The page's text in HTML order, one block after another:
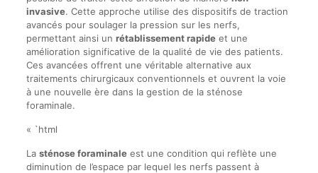
invasive. Cette approche utilise des dispositifs de traction
avancés pour soulager la pression sur les nerfs,
permettant ainsi un rétablissement rapideet une
amélioration significative de la qualité de vie des patients.
Ces avancées offrent une véritable alternative aux
traitements chirurgicaux conventionnels et ouvrent la voie
à une nouvelle ère dans la gestion de la sténose
foraminale.
« `html
La sténose foraminaleest une condition qui reflète une
diminution de l’espace par lequel les nerfs passent à